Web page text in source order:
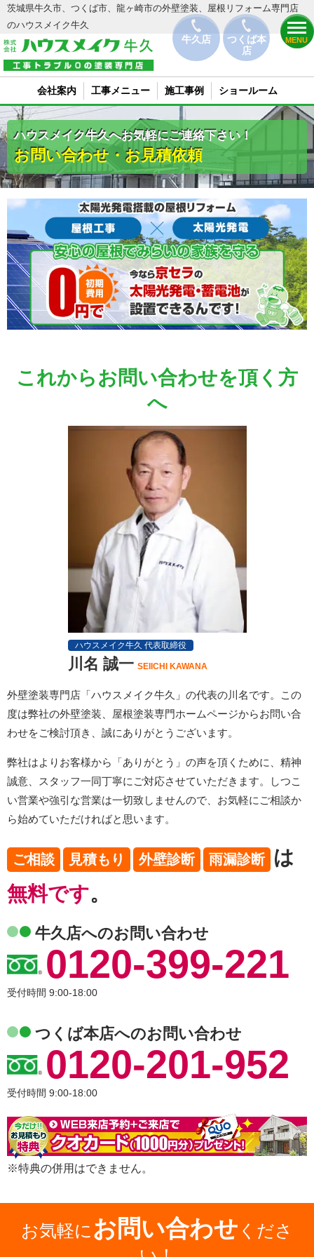
牛久店
つくば本
店
MENU
茨城県牛久市、つくば市、龍ヶ崎市の外壁塗装、屋根リフォーム専門店
のハウスメイク牛久
会社案内 工事メニュー 施工事例 ショールーム
ハウスメイク牛久へお気軽にご連絡下さい！
お問い合わせ・お見積依頼
これからお問い合わせを頂く方
へ
ハウスメイク牛久 代表取締役
川名 誠一 SEIICHI KAWANA
外壁塗装専門店「ハウスメイク牛久」の代表の川名です。この
度は弊社の外壁塗装、屋根塗装専門ホームページからお問い合
わせをご検討頂き、誠にありがとうございます。
弊社はよりお客様から「ありがとう」の声を頂くために、精神
誠意、スタッフ一同丁寧にご対応させていただきます。しつこ
い営業や強引な営業は一切致しませんので、お気軽にご相談か
ら始めていただければと思います。
ご相談 見積もり 外壁診断 雨漏診断
は
無料です。
牛久店へのお問い合わせ
0120-399-221
受付時間 9:00-18:00
つくば本店へのお問い合わせ
0120-201-952
受付時間 9:00-18:00
※特典の併用はできません。
お気軽に お問い合わせ くださ